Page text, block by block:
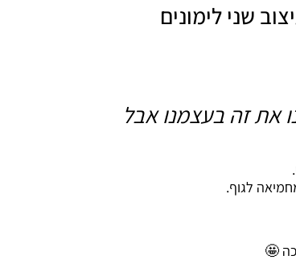
שני לימונים
את זה בעצמנו אבל